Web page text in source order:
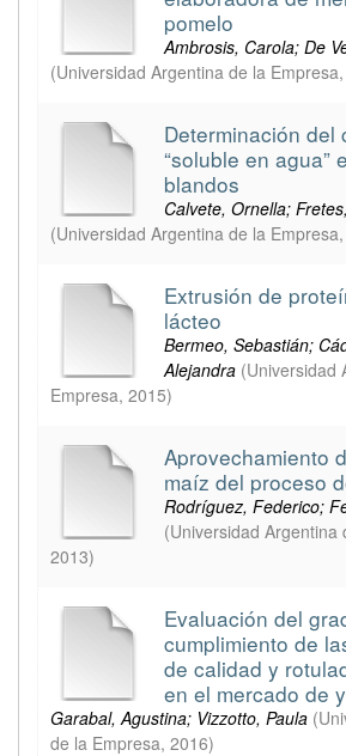
pomelo
Ambrosis, Carola; De
(Universidad Argentina de la Empresa,
Determinación del
“soluble en agua”
blandos
Calvete, Ornella;
(Universidad Argentina de la Empresa,
Extrusión de
lácteo
Bermeo, Sebastián;
Alejandra (Universidad
Empresa, 2015)
Aprovechamiento
maíz del proceso
Rodríguez, Federico;
(Universidad Argentina
2013)
Evaluación del
cumplimiento de
de calidad y
en el mercado de
Garabal, Agustina; Vizzotto, Paula (
de la Empresa, 2016)